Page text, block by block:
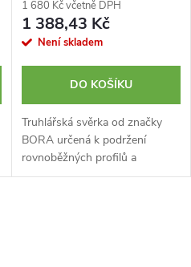
1 680 Kč včetně DPH
1 388,43 Kč
Není skladem
DO KOŠÍKU
Truhlářská svěrka od značky
BORA určená k podržení
rovnoběžných profilů a
truhlářských projektů. Díky